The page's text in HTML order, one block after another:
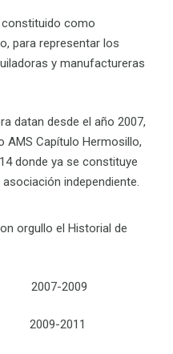
constituido como
para representar los
y manufactureras
datan desde el año 2007,
AMS Capítulo Hermosillo,
donde ya se constituye
independiente.
orgullo el Historial de
2009
2009-2011